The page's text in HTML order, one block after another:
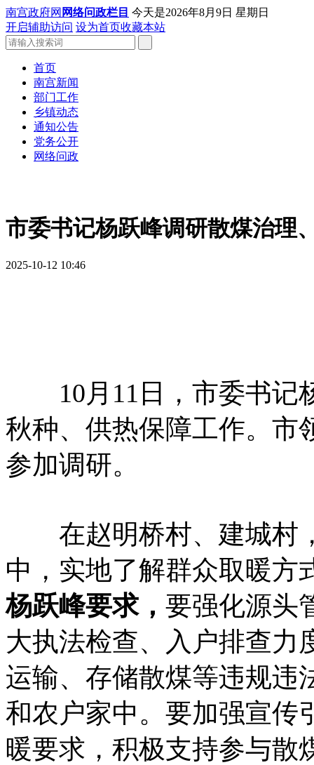
南宫政府网 网络问政栏目 今天是2026年8月9日 星期日
开启辅助访问 设为首页收藏本站
首页
南宫新闻
部门工作
乡镇动态
通知公告
党务公开
网络问政
市委书记杨跃峰调研散煤治理
2025-10-12 10:46
10月11日，市委书记
秋种、供热保障工作。市
参加调研。
在赵明桥村、建城村
中，实地了解群众取暖方
杨跃峰要求， 要强化源头
大执法检查、入户排查力
运输、存储散煤等违规违
和农户家中。要加强宣传
暖要求，积极支持参与散